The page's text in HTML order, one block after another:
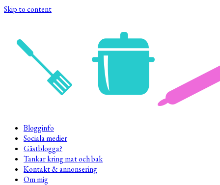
Skip to content
Blogginfo
Sociala medier
Gästblogga?
Tankar kring mat och bak
Kontakt & annonsering
Om mig